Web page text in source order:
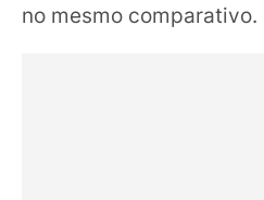
no mesmo comparativo.